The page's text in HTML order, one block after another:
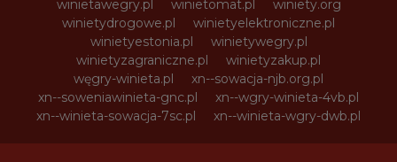
winietawegry.pl
winietomat.pl
winiety.org
winietydrogowe.pl
winietyelektroniczne.pl
winietyestonia.pl
winietywegry.pl
winietyzagraniczne.pl
winietyzakup.pl
węgry-winieta.pl
xn--sowacja-njb.org.pl
xn--soweniawinieta-gnc.pl
xn--wgry-winieta-4vb.pl
xn--winieta-sowacja-7sc.pl
xn--winieta-wgry-dwb.pl